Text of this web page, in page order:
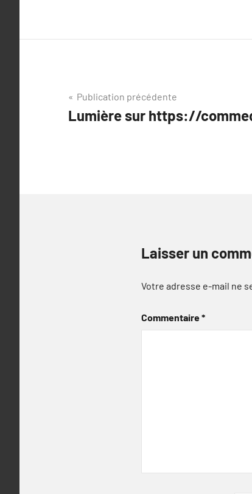
Navigation
de
Publication précédente
Lumière sur https://
Laisser un
Votre adresse e-mail ne
Commentaire*